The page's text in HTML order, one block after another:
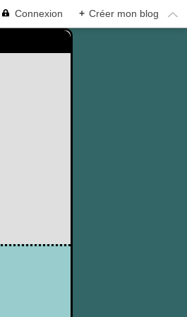
Connexion + Créer mon blog